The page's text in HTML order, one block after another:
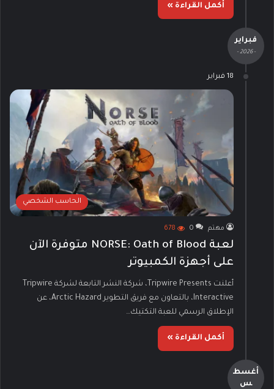
أكمل القراءة »
فبراير
- 2026 -
18 فبراير
الحاسب الشخصي
مهتم 0
678
لعبة NORSE: Oath of Blood متوفرة الآن
على أجهزة الكمبيوتر
أعلنت Tripwire Presents، شركة النشر التابعة لشركة Tripwire
Interactive، بالتعاون مع فريق التطوير Arctic Hazard، عن
الإطلاق الرسمي للعبة التكتيك…
أكمل القراءة »
أغسط
س